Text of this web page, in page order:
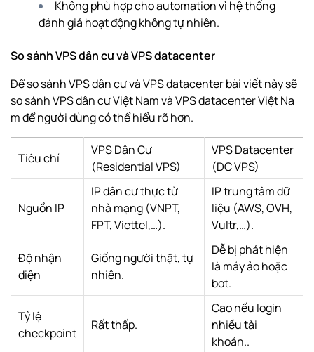
Không phù hợp cho automation vì hệ thống
đánh giá hoạt động không tự nhiên.
So sánh VPS dân cư và VPS datacenter
Để so sánh VPS dân cư và VPS datacenter bài viết này sẽ
so sánh VPS dân cư Việt Nam vàVPS datacenter Việt Na
mđể người dùng có thể hiểu rõ hơn.
Tiêu chí
VPS Dân Cư
(Residential VPS)
VPS Datacenter
(DC VPS)
Nguồn IP
IP dân cư thực từ
nhà mạng (VNPT,
FPT, Viettel,…).
IP trung tâm dữ
liệu (AWS, OVH,
Vultr,…).
Độ nhận
diện
Giống người thật, tự
nhiên.
Dễ bị phát hiện
là máy ảo hoặc
bot.
Tỷ lệ
checkpoint
Rất thấp.
Cao nếu login
nhiều tài
khoản..